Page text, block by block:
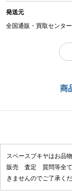
レギュレーター付属。
コッキング～トリガー
ない不具合も保証出来
よくご確認の上ご検討
発送元
全国通販・買取センター
東京都江戸川区中葛
商
スペースブキヤはお品
販売 査定 質問等全て
きませんのでご了承くだ